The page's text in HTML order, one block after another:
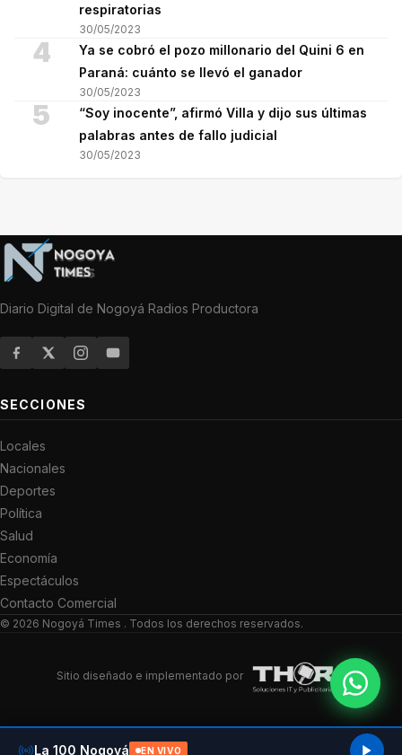
respiratorias
30/05/2023
4
Ya se cobró el pozo millonario del Quini 6 en
Paraná: cuánto se llevó el ganador
30/05/2023
5
“Soy inocente”, afirmó Villa y dijo sus últimas
palabras antes de fallo judicial
30/05/2023
Diario Digital de Nogoyá Radios Productora
SECCIONES
Locales
Nacionales
Deportes
Política
Salud
Economía
Espectáculos
Contacto Comercial
© 2026 Nogoyá Times . Todos los derechos reservados.
Sitio diseñado e implementado por
La 100 Nogoyá EN VIVO